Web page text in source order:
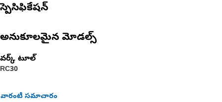
స్పెసిఫికేషన్
అనుకూలమైన మోడల్స్
వర్క్ టూల్
RC30
వారంటీ సమాచారం